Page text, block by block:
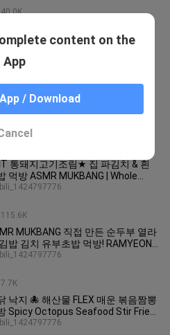
40.0K
맘스터치 먹방! 핫치즈싸이 후라이
다리치킨 인크레더블버거 아라비아
Burger & Chicken Mukbang Asmr
통돼지고기조림★ 집 파김치 & 흰
먹방 ASMR MUKBANG | Whole
Pork Belly(Kakuni) Spicy Green
115.6K
bili_1424797776
MUKBANG 직접 만든 순두부 열라
밥 김치 유부초밥 먹방! RAMYEON
MUKBANG EATING SOUND!
7.7K
bili_1424797776
낙지 🐙 해산물 FLEX 매운 볶음짬뽕
Spicy Octopus Seafood Stir Fried
Recipe Mukbang ASMR
bili_1424797776
content on the
App
/ Download